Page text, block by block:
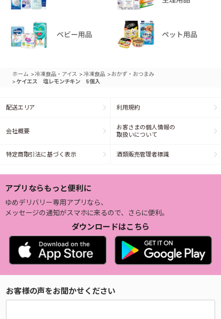
ホーム >冷凍食品・アイス > 冷凍食品 >おかず・おつまみ
>ケイエス 塩レモンチキン 5個入
配送エリア 利用規約
会社概要
お客さまの個人情報の
取扱いについて
特定商取引法に基づく表示 酒類販売管理者標識
アプリならもっと便利に
ゆめデリバリー専用アプリなら、
メッセージの通知がスマホに来るので、さらに便利。
ダウンロードはこちら
お客様の声をお聞かせください